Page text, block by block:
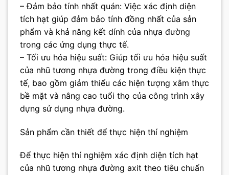
– Đảm bảo tính nhất quán: Việc xác định diện
tích hạt giúp đảm bảo tính đồng nhất của sản
phẩm và khả năng kết dính của nhựa đường
trong các ứng dụng thực tế.
– Tối ưu hóa hiệu suất: Giúp tối ưu hóa hiệu suất
của nhũ tương nhựa đường trong điều kiện thực
tế, bao gồm giảm thiểu các hiện tượng xâm thực
bề mặt và nâng cao tuổi thọ của công trình xây
dựng sử dụng nhựa đường.
Sản phẩm cần thiết để thực hiện thí nghiệm
Để thực hiện thí nghiệm xác định diện tích hạt
của nhũ tương nhựa đường axit theo tiêu chuẩn